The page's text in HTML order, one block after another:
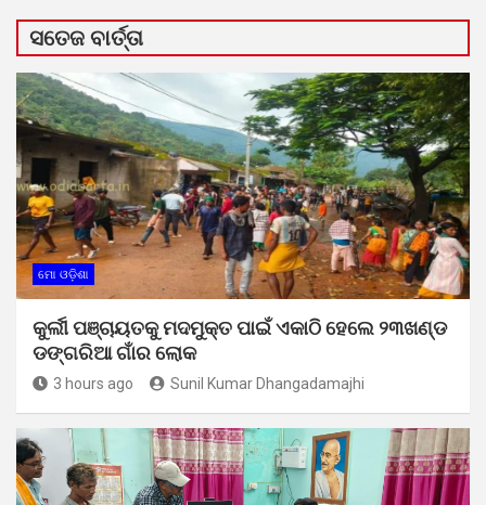
ସତେଜ ବାର୍ତ୍ତା
ମୋ ଓଡ଼ିଶା
କୁର୍ଲୀ ପଞ୍ଚାୟତକୁ ମଦମୁକ୍ତ ପାଇଁ ଏକାଠି ହେଲେ ୨୩ଖଣ୍ଡ
ଡଙ୍ଗରିଆ ଗାଁର ଲୋକ
3 hours ago Sunil Kumar Dhangadamajhi